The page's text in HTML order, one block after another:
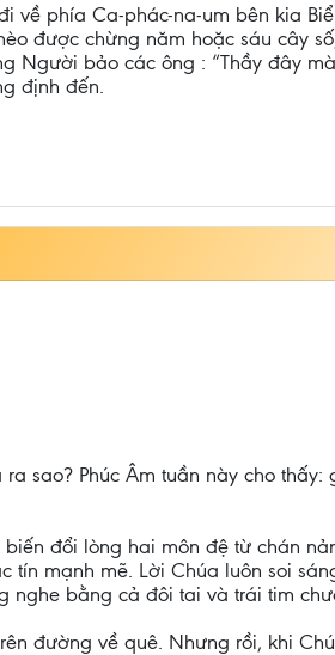
về phía Ca-phác-na-um bên kia
được chừng năm hoặc sáu cây
Người bảo các ông : “Thầy đây
định đến.
sao? Phúc Âm tuần này cho thấy:
đổi lòng hai môn đệ từ chán
mạnh mẽ. Lời Chúa luôn soi
nghe bằng cả đôi tai và trái tim
đường về quê. Nhưng rồi, khi